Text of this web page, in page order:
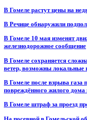
В Гомеле растут цены на
В Речице обнаружили
В Гомеле 10 мая изменят
железнодорожное сообщение
В Гомеле сохраняется
ветер, возможны локальные
В Гомеле после взрыва газа
повреждённого жилого дома
В Гомеле штраф за проезд